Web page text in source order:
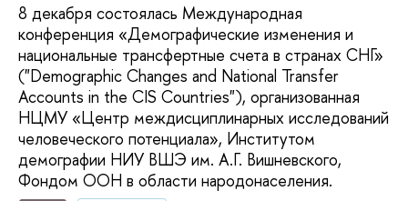
8 декабря состоялась Международная
конференция «Демографические изменения и
национальные трансфертные счета в странах СНГ»
("Demographic Changes and National Transfer
Accounts in the CIS Countries"), организованная
НЦМУ «Центр междисциплинарных исследований
человеческого потенциала», Институтом
демографии НИУ ВШЭ им. А.Г. Вишневского,
Фондом ООН в области народонаселения.